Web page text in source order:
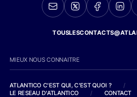
MIEUX NOUS CONNAITRE
ATLANTICO C'EST QUI, C'EST QUOI ?
/
LE RESEAU D'ATLANTICO
/ CONTACT